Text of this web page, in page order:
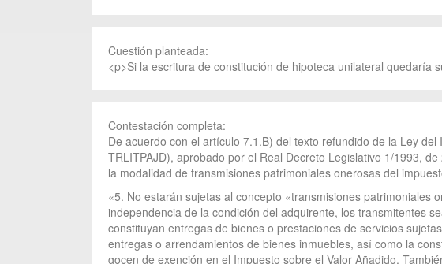
Cuestión planteada:
<p>Si la escritura de constitución de hipoteca unilateral
Contestación completa:
De acuerdo con el artículo 7.1.B) del texto refundido de la Ley
TRLITPAJD), aprobado por el Real Decreto Legislativo 1/1993,
la modalidad de transmisiones patrimoniales onerosas del
«5. No estarán sujetas al concepto «transmisiones
independencia de la condición del adquirente, los transmitentes
constituyan entregas de bienes o prestaciones de servicios
entregas o arrendamientos de bienes inmuebles, así como la
gocen de exención en el Impuesto sobre el Valor Añadido.